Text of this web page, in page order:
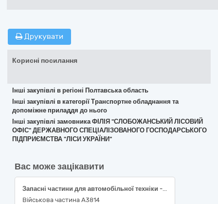
Друкувати
Корисні посилання
Інші закупівлі в регіоні Полтавська область
Інші закупівлі в категорії Транспортне обладнання та
допоміжне приладдя до нього
Інші закупівлі замовника ФІЛІЯ "СЛОБОЖАНСЬКИЙ ЛІСОВИЙ
ОФІС" ДЕРЖАВНОГО СПЕЦІАЛІЗОВАНОГО ГОСПОДАРСЬКОГО
ПІДПРИЄМСТВА "ЛІСИ УКРАЇНИ"
Вас може зацікавити
Запасні частини для автомобільної техніки - VOLKSWAGEN TRANSPORTER T4 2003 р.в
Військова частина А3814